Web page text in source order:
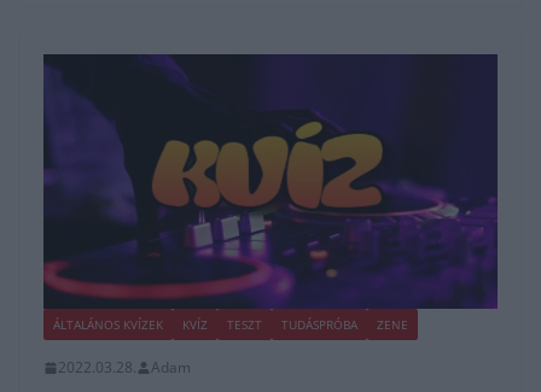
ÁLTALÁNOS KVÍZEK KVÍZ TESZT TUDÁSPRÓBA ZENE
2022.03.28. Adam